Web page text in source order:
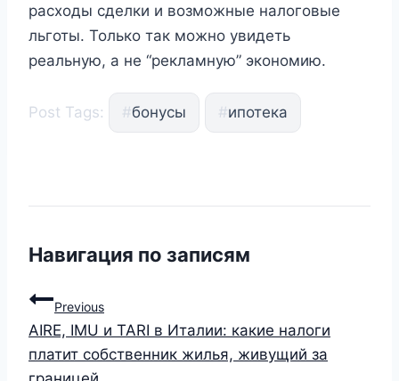
расходы сделки и возможные налоговые
льготы. Только так можно увидеть
реальную, а не “рекламную” экономию.
Post Tags: #бонусы #ипотека
Навигация по записям
Previous
AIRE, IMU и TARI в Италии: какие налоги
платит собственник жилья, живущий за